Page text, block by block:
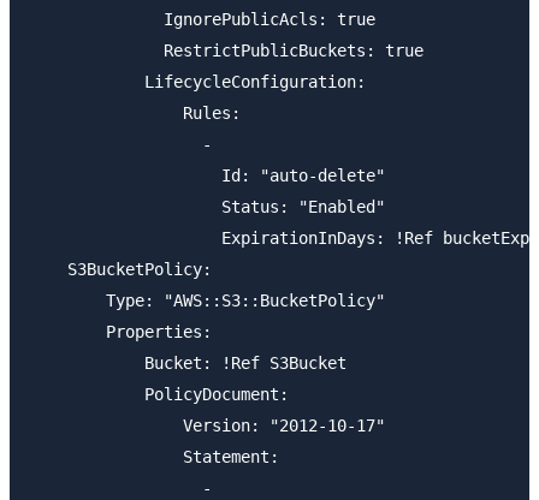
              IgnorePublicAcls: true
              RestrictPublicBuckets: true
            LifecycleConfiguration:
                Rules:
                  -
                    Id: "auto-delete"
                    Status: "Enabled"
ExpirationInDays: !Ref
    S3BucketPolicy:
        Type: "AWS::S3::BucketPolicy"
        Properties:
            Bucket: !Ref S3Bucket
            PolicyDocument:
                Version: "2012-10-17"
                Statement:
                  -